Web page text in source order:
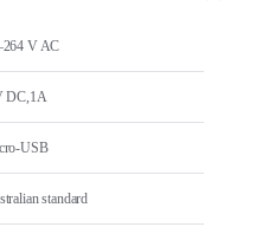
V AC
DC,1A
USB
standard